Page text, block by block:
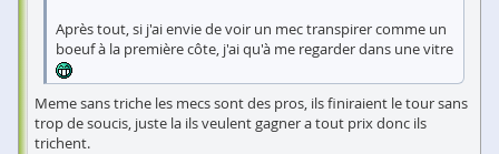
Après tout, si j'ai envie de voir un mec transpirer comme un
boeuf à la première côte, j'ai qu'à me regarder dans une vitre
Meme sans triche les mecs sont des pros, ils finiraient le tour sans
trop de soucis, juste la ils veulent gagner a tout prix donc ils
trichent.